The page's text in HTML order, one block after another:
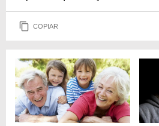
COPIAR